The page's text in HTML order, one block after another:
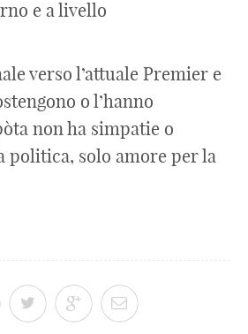
e a livello
verso l’attuale Premier e
o l’hanno
non ha simpatie o
politica, solo amore per la